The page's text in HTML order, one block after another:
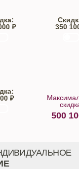
₽
350
₽
500